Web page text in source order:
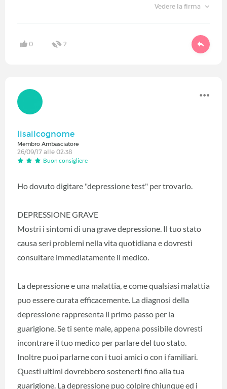
Vedere la firma
0 2
lisailcognome
Membro Ambasciatore
26/09/17 alle 02:38
Buon consigliere
Ho dovuto digitare "depressione test" per trovarlo.
DEPRESSIONE GRAVE
Mostri i sintomi di una grave depressione. Il tuo stato
causa seri problemi nella vita quotidiana e dovresti
consultare immediatamente il medico.
La depressione e una malattia, e come qualsiasi malattia
puo essere curata efficacemente. La diagnosi della
depressione rappresenta il primo passo per la
guarigione. Se ti sente male, appena possibile dovresti
incontrare il tuo medico per parlare del tuo stato.
Inoltre puoi parlarne con i tuoi amici o con i familiari.
Questi ultimi dovrebbero sostenerti fino alla tua
guarigione. La depressione puo colpire chiunque ed i